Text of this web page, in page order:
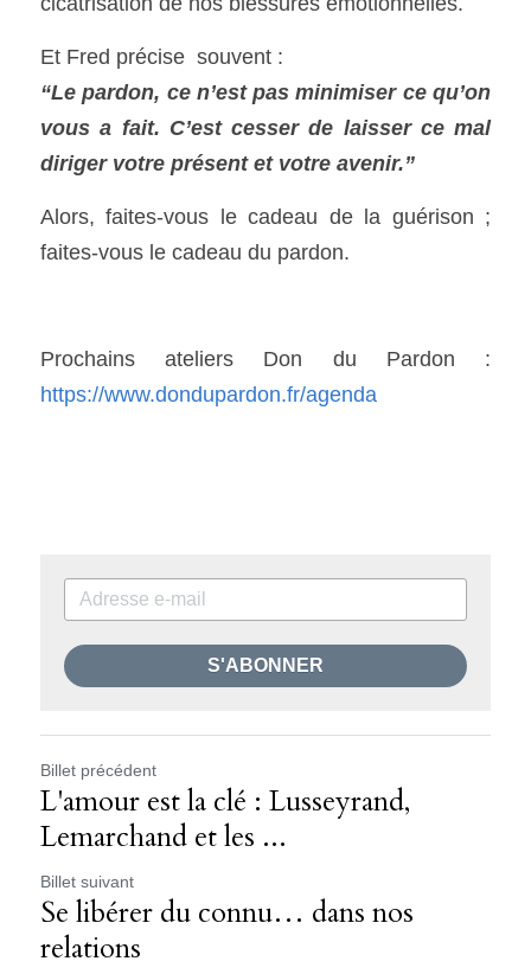
Et Fred précise  souvent :
“Le pardon, ce n’est pas minimiser ce qu’on
vous a fait. C’est cesser de laisser ce mal
diriger votre présent et votre avenir.”
Alors, faites-vous le cadeau de la guérison ;
faites-vous le cadeau du pardon.
https://www.dondupardon.fr/agenda
S'ABONNER
Billet précédent
L'amour est la clé : Lusseyrand,
Lemarchand et les ...
Billet suivant
Se libérer du connu… dans nos
relations